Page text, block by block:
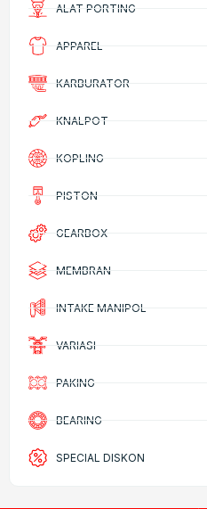
ALAT PORTING
APPAREL
KARBURATOR
KNALPOT
KOPLING
PISTON
GEARBOX
MEMBRAN
INTAKE MANIPOL
VARIASI
PAKING
BEARING
SPECIAL DISKON